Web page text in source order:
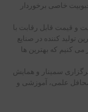
خاصی برخوردار
و قیمت قابل رقابت با
تولید کننده در صنایع
می کنیم که بهترین ها
سمینار و همایش
محافل علمی، آموزشی و